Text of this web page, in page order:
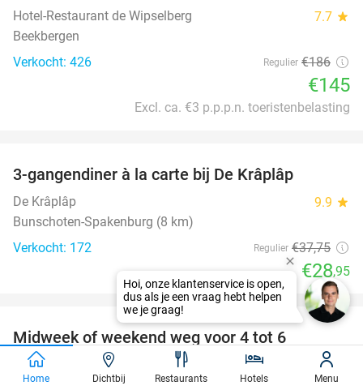
Hotel-Restaurant de Wipselberg 7.7 star
Beekbergen
Verkocht: 426
Regulier €186
€145
Excl. ca. €3 p.p.p.n. toeristenbelasting
3-gangendiner à la carte bij De Krâplâp
De Krâplâp 9.9 star
Bunschoten-Spakenburg (8 km)
Verkocht: 172
Regulier €37,75
€28,95
favorite_border
Midweek of weekend weg voor 4 tot 6
personen op de Veluwe
Home Dichtbij Restaurants Hotels Menu